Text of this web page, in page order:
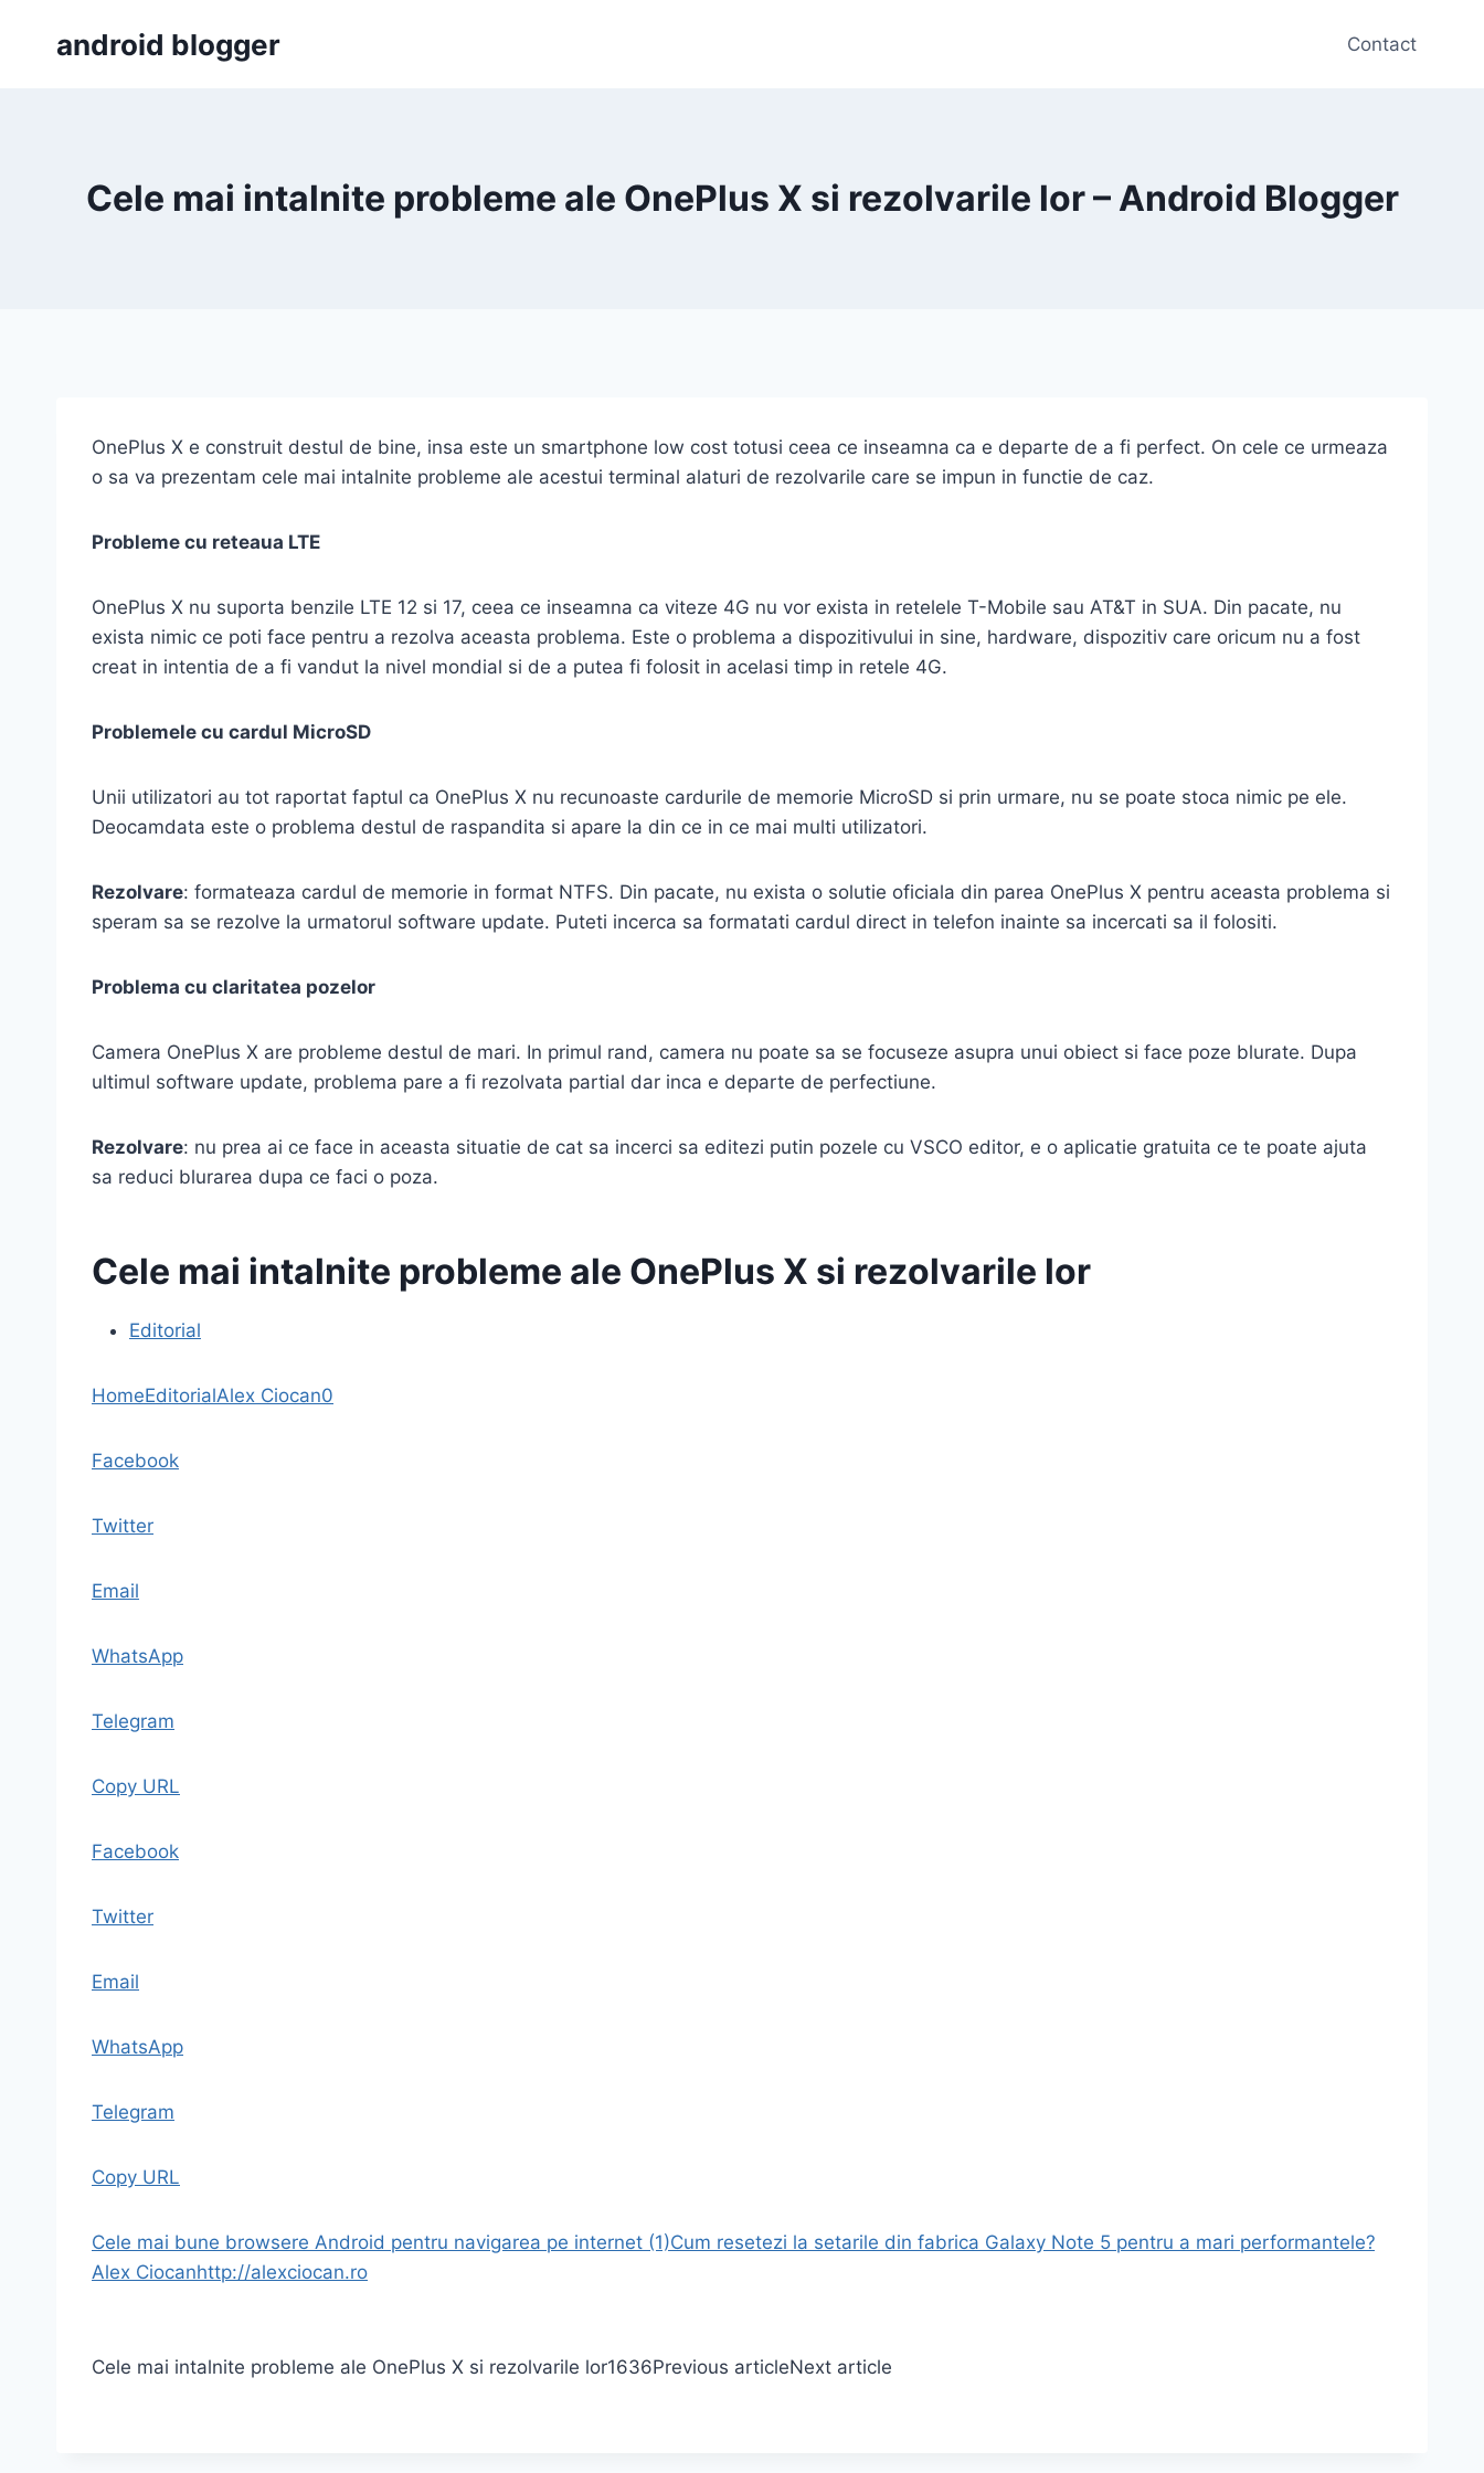
android blogger Contact
Cele mai intalnite probleme ale OnePlus X si rezolvarile lor – Android Blogger
OnePlus X e construit destul de bine, insa este un smartphone low cost totusi ceea ce inseamna ca e departe de a fi perfect. On cele ce urmeaza
o sa va prezentam cele mai intalnite probleme ale acestui terminal alaturi de rezolvarile care se impun in functie de caz.
Probleme cu reteaua LTE
OnePlus X nu suporta benzile LTE 12 si 17, ceea ce inseamna ca viteze 4G nu vor exista in retelele T-Mobile sau AT&T in SUA. Din pacate, nu
exista nimic ce poti face pentru a rezolva aceasta problema. Este o problema a dispozitivului in sine, hardware, dispozitiv care oricum nu a fost
creat in intentia de a fi vandut la nivel mondial si de a putea fi folosit in acelasi timp in retele 4G.
Problemele cu cardul MicroSD
Unii utilizatori au tot raportat faptul ca OnePlus X nu recunoaste cardurile de memorie MicroSD si prin urmare, nu se poate stoca nimic pe ele.
Deocamdata este o problema destul de raspandita si apare la din ce in ce mai multi utilizatori.
Rezolvare: formateaza cardul de memorie in format NTFS. Din pacate, nu exista o solutie oficiala din parea OnePlus X pentru aceasta problema si
speram sa se rezolve la urmatorul software update. Puteti incerca sa formatati cardul direct in telefon inainte sa incercati sa il folositi.
Problema cu claritatea pozelor
Camera OnePlus X are probleme destul de mari. In primul rand, camera nu poate sa se focuseze asupra unui obiect si face poze blurate. Dupa
ultimul software update, problema pare a fi rezolvata partial dar inca e departe de perfectiune.
Rezolvare: nu prea ai ce face in aceasta situatie de cat sa incerci sa editezi putin pozele cu VSCO editor, e o aplicatie gratuita ce te poate ajuta
sa reduci blurarea dupa ce faci o poza.
Cele mai intalnite probleme ale OnePlus X si rezolvarile lor
Editorial
HomeEditorialAlex Ciocan0
Facebook
Twitter
Email
WhatsApp
Telegram
Copy URL
Facebook
Twitter
Email
WhatsApp
Telegram
Copy URL
Cele mai bune browsere Android pentru navigarea pe internet (1)Cum resetezi la setarile din fabrica Galaxy Note 5 pentru a mari performantele?
Alex Ciocanhttp://alexciocan.ro
Cele mai intalnite probleme ale OnePlus X si rezolvarile lor1636Previous articleNext article